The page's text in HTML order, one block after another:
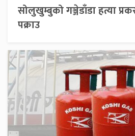
सोलुखुम्बुको गञ्जेडाँडा हत्या
पक्राउ